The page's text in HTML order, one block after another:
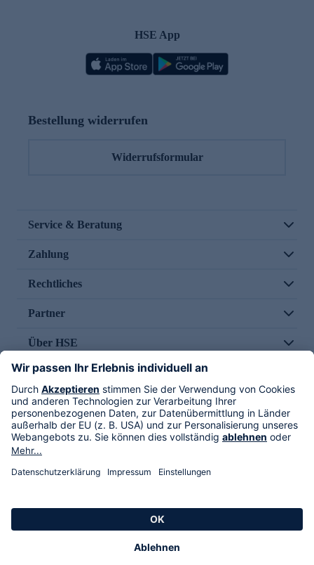
HSE App
Bestellung widerrufen
Widerrufsformular
Service & Beratung
Zahlung
Rechtliches
Partner
Über HSE
Im TV
HSE International